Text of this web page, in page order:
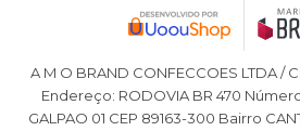
A M O BRAND CONFECCOES LTDA /
Endereço: RODOVIA BR 470
GALPAO 01 CEP 89163-300 Bairro